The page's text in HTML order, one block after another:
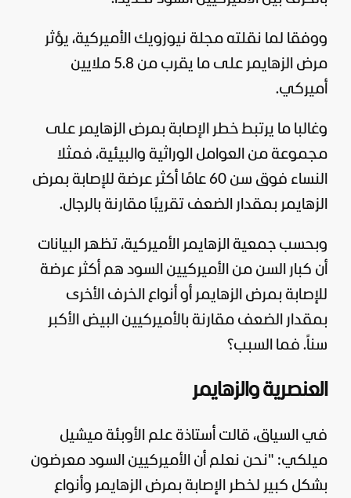
ووفقا لما نقلته مجلة نيوزويك الأميركية، يؤثر
مرض الزهايمر على ما يقرب من 5.8 ملايين
أميركي.
وغالبا ما يرتبط خطر الإصابة بمرض الزهايمر على
مجموعة من العوامل الوراثية والبيئية، فمثلا
النساء فوق سن 60 عامًا أكثر عرضة للإصابة بمرض
الزهايمر بمقدار الضعف تقريبًا مقارنة بالرجال.
وبحسب جمعية الزهايمر الأميركية، تظهر البيانات
أن كبار السن من الأميركيين السود هم أكثر عرضة
للإصابة بمرض الزهايمر أو أنواع الخرف الأخرى
بمقدار الضعف مقارنة بالأميركيين البيض الأكبر
سناً. فما السبب؟
العنصرية والزهايمر
في السياق، قالت أستاذة علم الأوبئة ميشيل
ميلكي: "نحن نعلم أن الأميركيين السود معرضون
بشكل كبير لخطر الإصابة بمرض الزهايمر وأنواع